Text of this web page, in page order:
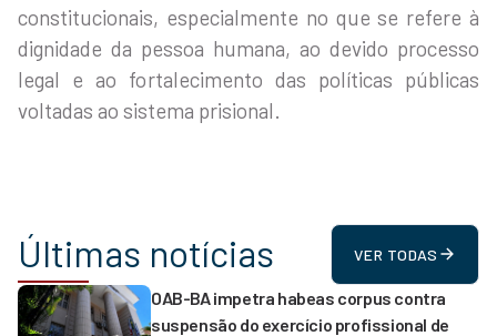
constitucionais, especialmente no que se refere à
dignidade da pessoa humana, ao devido processo
legal e ao fortalecimento das políticas públicas
voltadas ao sistema prisional.
Últimas notícias VER TODAS
OAB-BA impetra habeas corpus contra
suspensão do exercício profissional de